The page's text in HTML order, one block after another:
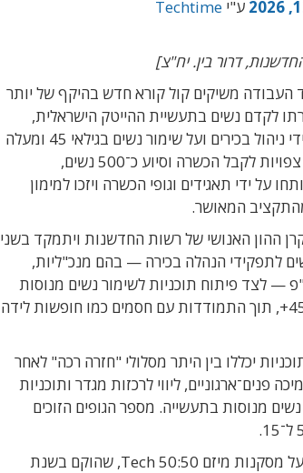
ע"י Techtime
דרור בין. יח"צ]
משיקים קול קורא חדש בהיקף של יותר
לקדם נשים בתעשיית ההייטק הישראלית,
בדגש על שילובן בתפקידי ניהול בכירים ועל שימור נשים בגילאי 45 ומעלה
בענף. במסגרת המהלך צפויות לקבל הכשרה וסיוע כ־500 נשים,
על ידי תאגידים וגופי הכשרה ויזכו למימון
ההון האנושי של רשות החדשנות ויתמקד בשני
לתפקידי הנהלה בכירה — בהם מנכ"ליות,
— לצד פיתוח תוכניות לשימור נשים מנוסות
בתעשייה, בעיקר בגילי 45+, תוך התמודדות עם חסמים כמו חופשות לידה
יכללו בין היתר מסלולי "חזרה רכה" לאחר
פנים־ארגוניים, ליווי לרכזות מגדר ותוכניות
נשים מנוסות בתעשייה. מספר הגופים הזוכים
המהלך החדש נשען גם על מסקנות מיזם Tech 50:50, שהוקם בשנת